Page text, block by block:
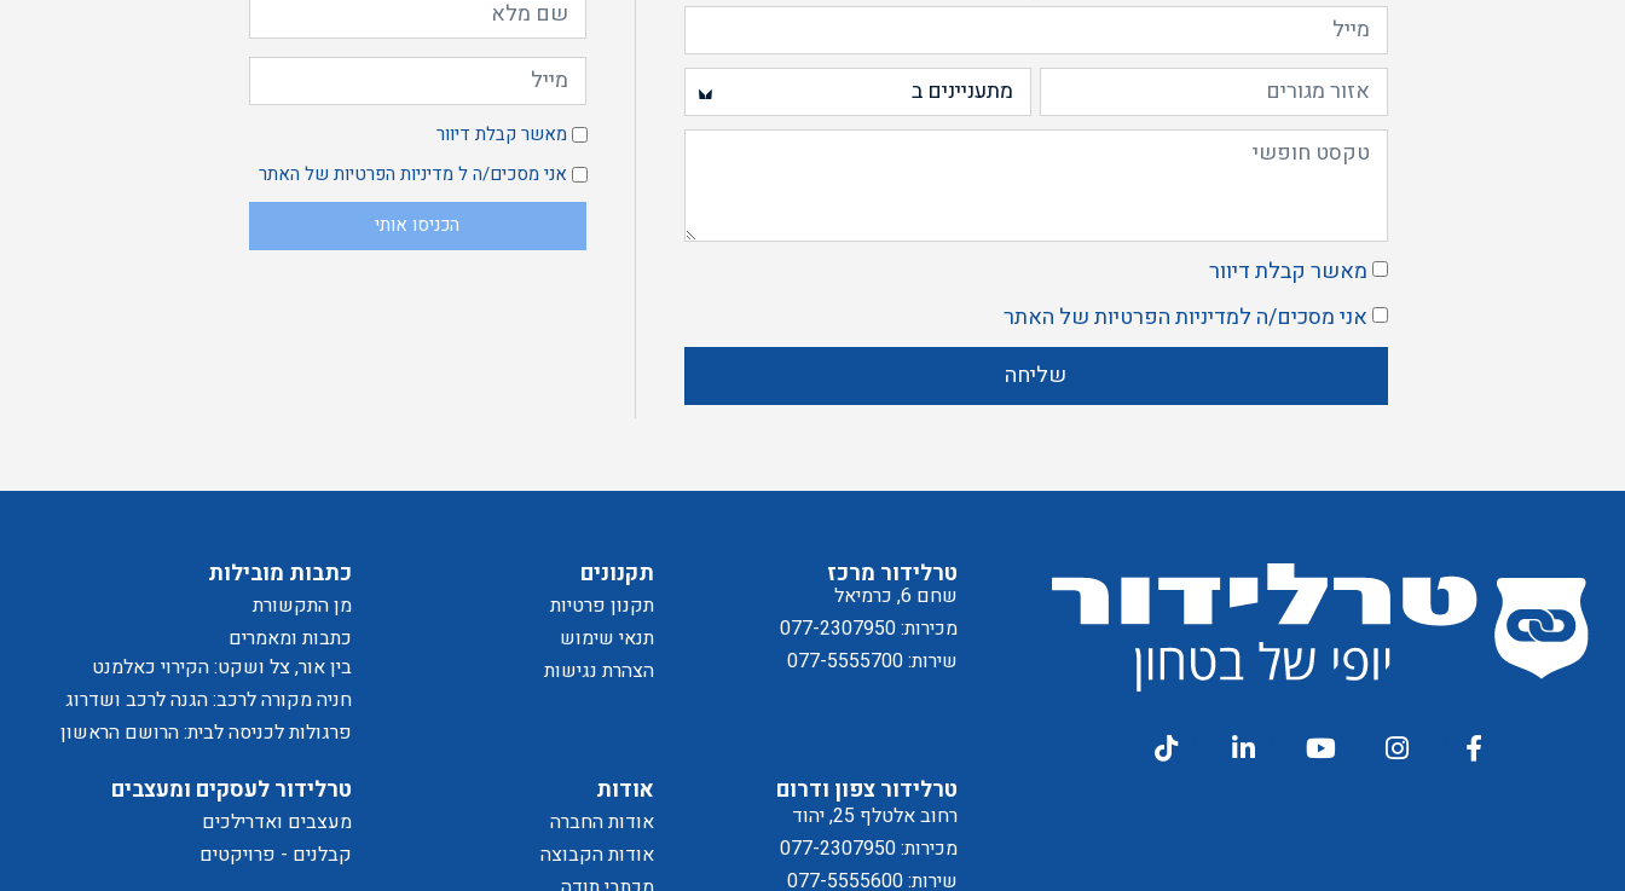
מאשר קבלת דיוור
אני מסכים/ה למדיניות הפרטיותשל האתר
שליחה
מאשר
דיוור
מאשר קבלת דיוור
אני
ל
אני מסכים/ה ל מדיניות הפרטיות של האתר
הכניסו אותי
טרלידור מרכז
שחם 6, כרמיאל
מכירות: 077-2307950
שירות: 077-5555700
תקנונים
תקנון פרטיות
תנאי שימוש
הצהרת נגישות
כתבות מובילות
מן התקשורת
כתבות ומאמרים
בין אור, צל ושקט: הקירוי כאלמנט
מעצב בחוויית המרחב
חניה מקורה לרכב: הגנה לרכב ושדרוג
לבית
פרגולות לכניסה לבית: הרושם הראשון
טרלידור צפון ודרום
רחוב אלטלף 25, יהוד
מכירות: 077-2307950
שירות: 077-5555600
אודות
אודות החברה
אודות הקבוצה
טרלידור לעסקים ומעצבים
מעצבים ואדרילכים
קבלנים - פרויקטים